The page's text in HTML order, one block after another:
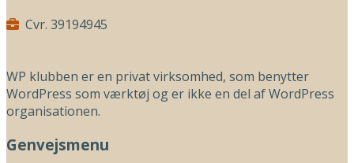
Cvr. 39194945
WP klubben er en privat virksomhed, som benytter
WordPress som værktøj og er ikke en del af WordPress
organisationen.
Genvejsmenu